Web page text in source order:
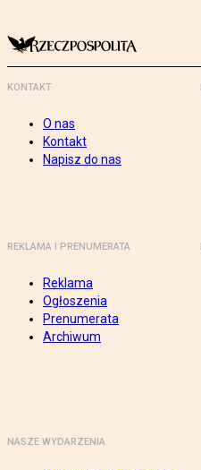
KONTAKT
O nas
Kontakt
Napisz do nas
REKLAMA I PRENUMERATA
Reklama
Ogłoszenia
Prenumerata
Archiwum
NASZE WYDARZENIA